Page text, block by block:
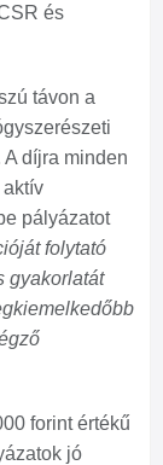
és
távon a
díjra minden
aktív
pályázatot
folytató
gyakorlatát
forint értékű
jó